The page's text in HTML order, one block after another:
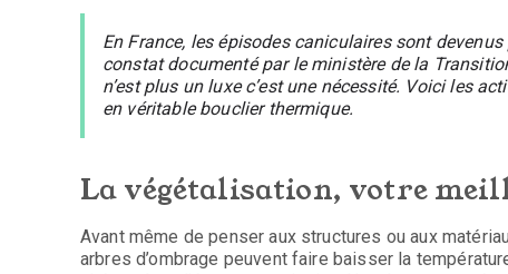
En France, les épisodes caniculaires sont
constat documenté par le ministère de la
n’est plus un luxe c’est une nécessité. Voici les
en véritable bouclier thermique.
La végétalisation, votre
Avant même de penser aux structures ou aux
arbres d’ombrage peuvent faire baisser la